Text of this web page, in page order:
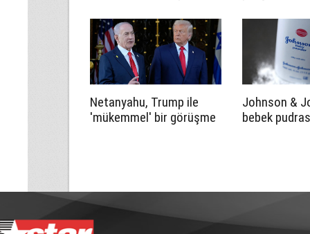
koyunlarda
Netanyahu, Trump ile
'mükemmel' bir görüşme
Johnson &
bebek